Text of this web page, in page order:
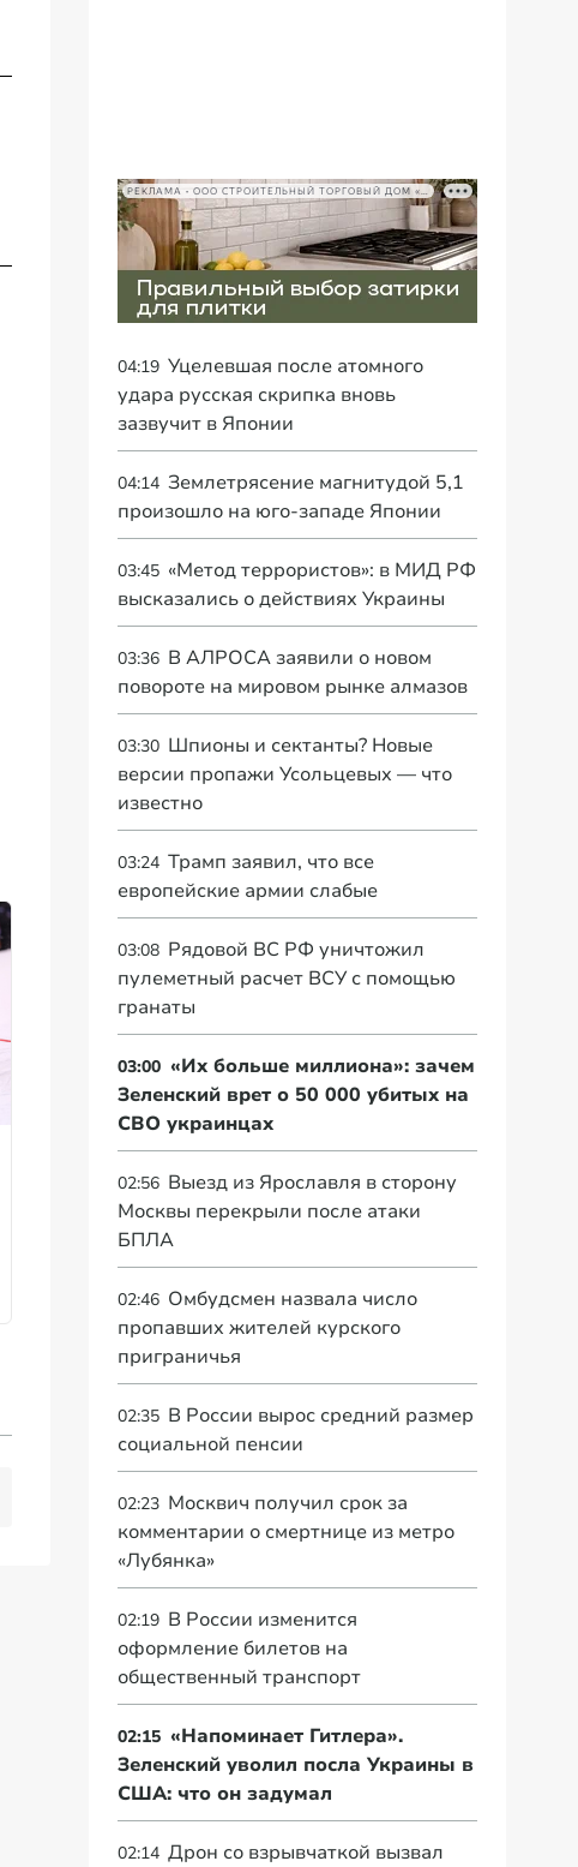
04:19 Уцелевшая после атомного
удара русская скрипка вновь
зазвучит в Японии
04:14 Землетрясение магнитудой 5,1
произошло на юго-западе Японии
03:45 «Метод террористов»: в МИД РФ
высказались о действиях Украины
03:36 В АЛРОСА заявили о новом
повороте на мировом рынке алмазов
03:30 Шпионы и сектанты? Новые
версии пропажи Усольцевых — что
известно
03:24 Трамп заявил, что все
европейские армии слабые
03:08 Рядовой ВС РФ уничтожил
пулеметный расчет ВСУ с помощью
гранаты
03:00 «Их больше миллиона»: зачем
Зеленский врет о 50 000 убитых на
СВО украинцах
02:56 Выезд из Ярославля в сторону
Москвы перекрыли после атаки
БПЛА
02:46 Омбудсмен назвала число
пропавших жителей курского
приграничья
02:35 В России вырос средний размер
социальной пенсии
02:23 Москвич получил срок за
комментарии о смертнице из метро
«Лубянка»
02:19 В России изменится
оформление билетов на
общественный транспорт
02:15 «Напоминает Гитлера».
Зеленский уволил посла Украины в
США: что он задумал
02:14 Дрон со взрывчаткой вызвал